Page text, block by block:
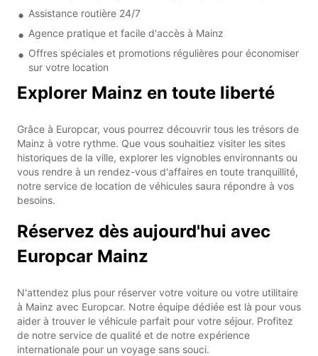
Assistance routière 24/7
Agence pratique et facile d'accès à Mainz
Offres spéciales et promotions régulières pour économiser
sur votre location
Explorer Mainz en toute liberté
Grâce à Europcar, vous pourrez découvrir tous les trésors de
Mainz à votre rythme. Que vous souhaitiez visiter les sites
historiques de la ville, explorer les vignobles environnants ou
vous rendre à un rendez-vous d'affaires en toute tranquillité,
notre service de location de véhicules saura répondre à vos
besoins.
Réservez dès aujourd'hui avec
Europcar Mainz
N'attendez plus pour réserver votre voiture ou votre utilitaire
à Mainz avec Europcar. Notre équipe dédiée est là pour vous
aider à trouver le véhicule parfait pour votre séjour. Profitez
de notre service de qualité et de notre expérience
internationale pour un voyage sans souci.